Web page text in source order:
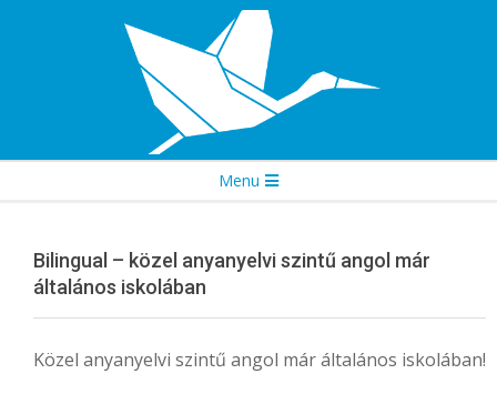
Indulunk! Hamarosan újraindul oldalunk!
Menu
Bilingual – közel anyanyelvi szintű angol már
általános iskolában
Közel anyanyelvi szintű angol már általános iskolában!